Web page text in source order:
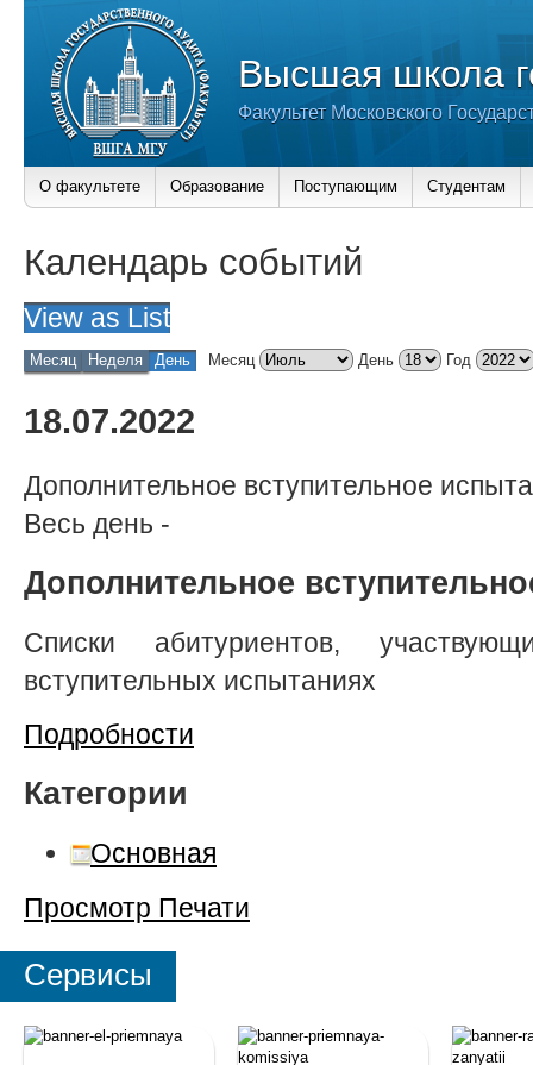
Высшая школа
Факультет Московского
О факультете Образование Поступающим Студентам
Календарь событий
View as List
Месяц Неделя День Месяц День Год
18.07.2022
Дополнительное вступительное
Весь день -
Дополнительное
Списки абитуриентов,
вступительных испытаниях
Подробности
Категории
Основная
Просмотр Печати
Сервисы